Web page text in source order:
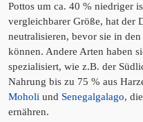
Pottos um ca. 40 % niedriger
vergleichbarer Größe, hat der
neutralisieren, bevor sie in
können. Andere Arten haben
spezialisiert, wie z.B. der
Nahrung bis zu 75 % aus
Moholi und Senegalgalago,
ernähren.